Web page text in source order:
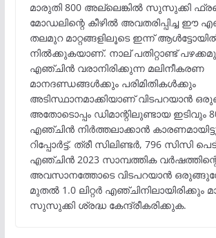
മാരുതി 800 അല്ലെങ്കിൽ സുസുക്കി
മോഡലിന്റെ കീഴിൽ അവതരിപ്പിച്ച ഈ
തലമുറ മാറ്റങ്ങളിലൂടെ ഇന്ന്
നിൽക്കുകയാണ്. നാല് പതിറ്റാണ്ട്
എഞ്ചിൻ വരാനിരിക്കുന്ന മലിനീകരണ
മാനദണ്ഡങ്ങൾക്കും പരിമിതികൾക്കും
അടിസ്ഥാനമാക്കിയാണ് വിടപറയാൻ
അതോടൊപ്പം ഡിമാന്റിലുണ്ടായ ഇടിവും
എഞ്ചിൻ നിർത്തലാക്കാൻ
റിപ്പോർട്ട്. ത്രീ സിലിണ്ടർ, 796 സിസി
എഞ്ചിൻ 2023 സാമ്പത്തിക
അവസാനത്തോടെ വിടപറയാൻ
മുതൽ 1.0 ലിറ്റർ എഞ്ചിനിലായിരിക്കും
സുസുക്കി ശ്രദ്ധ കേന്ദ്രീകരിക്കുക.